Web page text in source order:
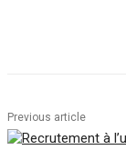
Previous article